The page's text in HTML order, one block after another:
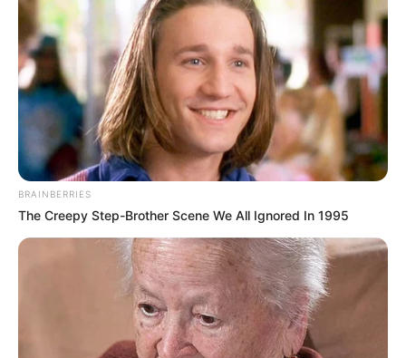
BRAINBERRIES
The Creepy Step-Brother Scene We All Ignored In 1995